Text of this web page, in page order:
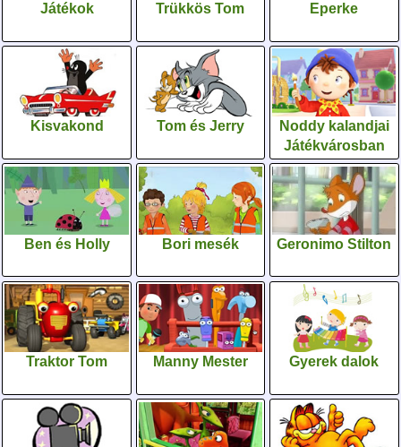
Játékok Trükkös Tom Eperke
Kisvakond Tom és Jerry
Noddy kalandjai
Játékvárosban
Ben és Holly Bori mesék Geronimo Stilton
Traktor Tom Manny Mester Gyerek dalok